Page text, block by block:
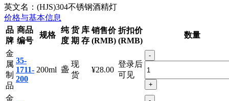
英文名：(HJS)304不锈钢酒精灯
价格与基本信息
品
牌
商品
纯 货 库 销售价 折扣价
金
属
制
品
35-
1711-
现
登录后
-
+